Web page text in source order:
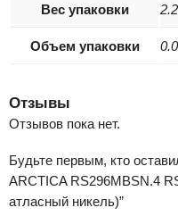
Вес упаковки
Объем упаковки
Отзывы
Отзывов пока нет.
Будьте первым, кто
ARCTICA RS296MBSN.4
атласный никель)”